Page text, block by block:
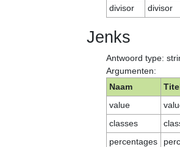
divisor
divisor
Jenks
Antwoord type:
Argumenten:
Naam
value
classes
percentages